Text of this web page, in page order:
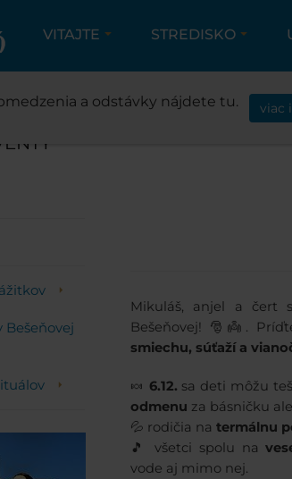
VITAJTE STREDISKO
AKTIVITY A
Bešeňovej
Mikuláš, anjel a čert
Bešeňovej! 🎅👼.
smiechu, súťaží a
🍬 6.12. sa deti môžu
odmenu za básničku
💦 rodičia na termálnu
🎵 všetci spolu na
vode aj mimo nej.
a odstávky nájdete tu. viac